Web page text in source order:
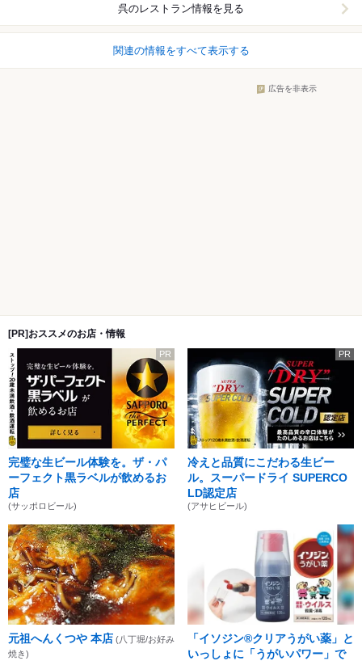
呉のレストラン情報を見る
関連の情報をすべて表示する
広告を非表示
[PR]おススメのお店・情報
PR
完璧な生ビール体験を。ザ・パ
ーフェクト黒ラベルが飲めるお
店
(サッポロビール)
PR
冷えと品質にこだわる生ビー
ル。スーパードライ SUPERCO
LD認定店
(アサヒビール)
元祖へんくつや 本店 (八丁堀/お好み
焼き)
「イソジン®クリアうがい薬」と
いっしょに「うがいパワー」で